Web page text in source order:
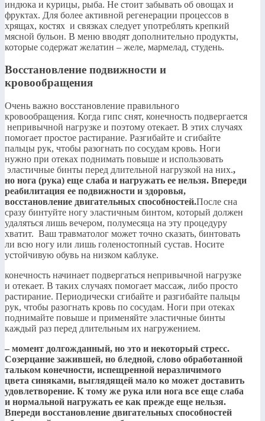
индюка и курицы, рыба. Не стоит забывать об овощах и
фруктах. Для более активной регенерации процессов в
хрящах, костях и связках следует употреблять крепкий
мясной бульон. В меню вводят дополнительно продукты,
которые содержат желатин – желе, мармелад, студень.​
Восстановление подвижности и
кровообращения
​Очень важно восстановление правильного
кровообращения. Когда гипс снят, конечность подвергается
непривычной нагрузке и поэтому отекает. В этих случаях
помогает простое растирание. Разгибайте и сгибайте
пальцы рук, чтобы разогнать по сосудам кровь. Ноги
нужно при отеках поднимать повыше и использовать
эластичные бинты перед длительной нагрузкой на них.​​,
но нога (рука) еще слаба и нагружать ее нельзя. Впереди
реабилитация ее подвижности и здоровья,
восстановление двигательных способностей.​​После сна
сразу бинтуйте ногу эластичным бинтом, который должен
удаляться лишь вечером, полумесяца на эту процедуру
хватит. Ваш травматолог может точно сказать, бинтовать
ли всю ногу или лишь голеностопный сустав. Носите
устойчивую обувь на низком каблуке.​
​конечность начинает подвергаться непривычной нагрузке
и отекает. В таких случаях помогает массаж, либо просто
растирание. Периодически сгибайте и разгибайте пальцы
рук, чтобы разогнать кровь по сосудам. Ноги при отеках
поднимайте повыше и применяйте эластичные бинты
каждый раз перед длительным их нагружением.​
​– момент долгожданный, но это и некоторый стресс.
Созерцание зажившей, но бледной, слово обработанной
тальком конечности, испещренной неразличимого
цвета синяками, выглядящей мало ко может доставить
удовлетворение. К тому же рука или нога все еще слаба
и нормальной нагружать ее как прежде еще нельзя.
Впереди восстановление двигательных способностей